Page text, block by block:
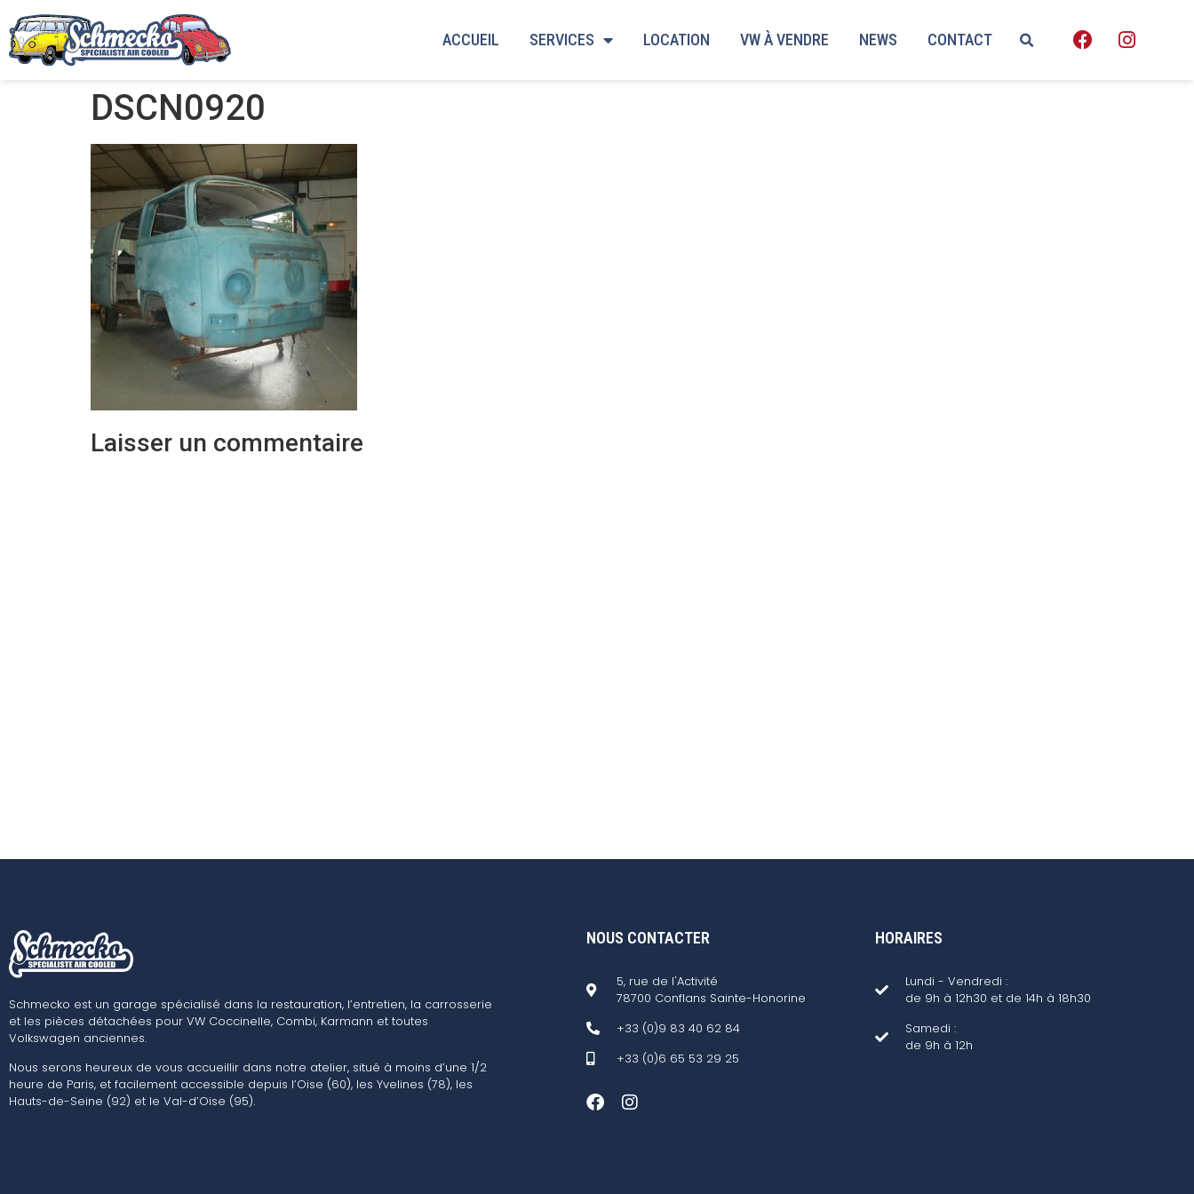
ACCUEIL SERVICES LOCATION VW À VENDRE NEWS CONTACT
DSCN0920
Laisser un commentaire
Schmecko est un garage spécialisé dans la restauration, l’entretien, la carrosserie
et les pièces détachées pour VW Coccinelle, Combi, Karmann et toutes
Volkswagen anciennes.
Nous serons heureux de vous accueillir dans notre atelier, situé à moins d’une 1/2
heure de Paris, et facilement accessible depuis l’Oise (60), les Yvelines (78), les
Hauts-de-Seine (92) et le Val-d’Oise (95).
NOUS CONTACTER
5, rue de l'Activité
78700 Conflans Sainte-Honorine
+33 (0)9 83 40 62 84
+33 (0)6 65 53 29 25
HORAIRES
Lundi - Vendredi :
de 9h à 12h30 et de 14h à 18h30
Samedi :
de 9h à 12h